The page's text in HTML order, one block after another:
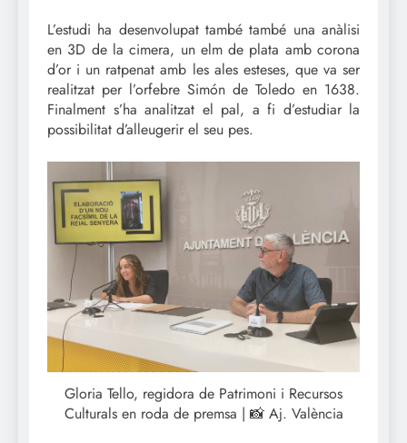
L’estudi ha desenvolupat també també una anàlisi
en 3D de la cimera, un elm de plata amb corona
d’or i un ratpenat amb les ales esteses, que va ser
realitzat per l’orfebre Simón de Toledo en 1638.
Finalment s’ha analitzat el pal, a fi d’estudiar la
possibilitat d’alleugerir el seu pes.
Gloria Tello, regidora de Patrimoni i Recursos
Culturals en roda de premsa | 📸 Aj. València